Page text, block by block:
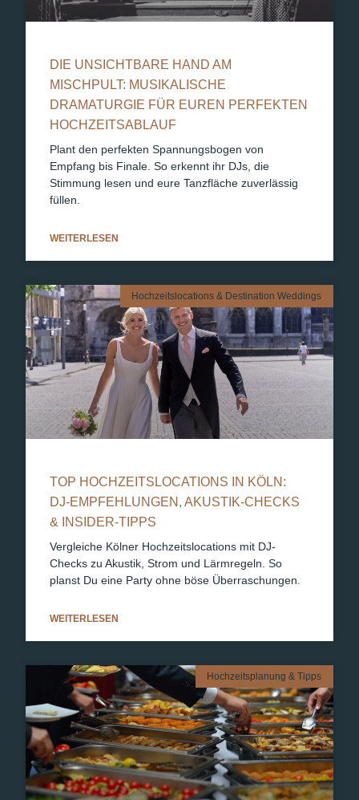
DIE UNSICHTBARE HAND AM
MISCHPULT: MUSIKALISCHE
DRAMATURGIE FÜR EUREN PERFEKTEN
HOCHZEITSABLAUF
Plant den perfekten Spannungsbogen von
Empfang bis Finale. So erkennt ihr DJs, die
Stimmung lesen und eure Tanzfläche zuverlässig
füllen.
WEITERLESEN
Hochzeitslocations & Destination Weddings
TOP HOCHZEITSLOCATIONS IN KÖLN:
DJ-EMPFEHLUNGEN, AKUSTIK-CHECKS
& INSIDER-TIPPS
Vergleiche Kölner Hochzeitslocations mit DJ-
Checks zu Akustik, Strom und Lärmregeln. So
planst Du eine Party ohne böse Überraschungen.
WEITERLESEN
Hochzeitsplanung & Tipps